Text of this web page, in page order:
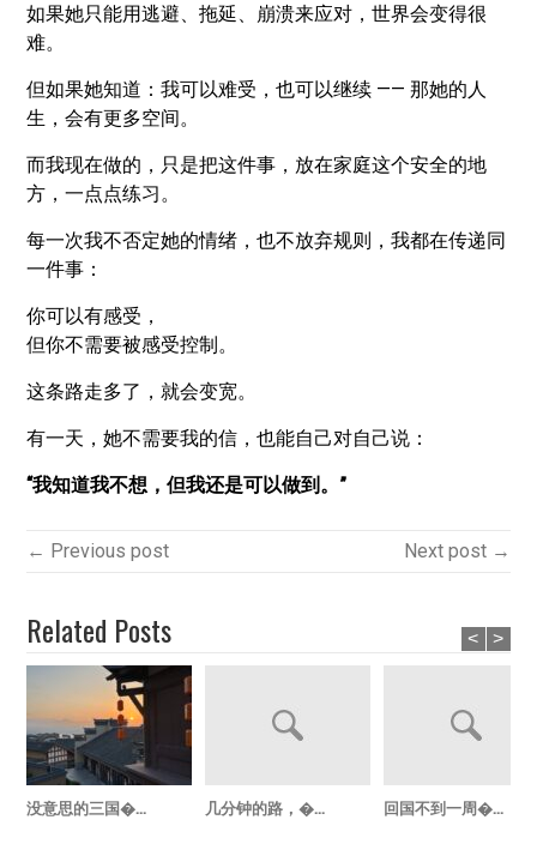
如果她只能用逃避、拖延、崩溃来应对，世界会变得很
难。
但如果她知道：我可以难受，也可以继续 —— 那她的人
生，会有更多空间。
而我现在做的，只是把这件事，放在家庭这个安全的地
方，一点点练习。
每一次我不否定她的情绪，也不放弃规则，我都在传递同
一件事：
你可以有感受，
但你不需要被感受控制。
这条路走多了，就会变宽。
有一天，她不需要我的信，也能自己对自己说：
“我知道我不想，但我还是可以做到。”
← Previous post Next post →
Related Posts
没意思的三国�... 几分钟的路，�... 回国不到一周�...
< >